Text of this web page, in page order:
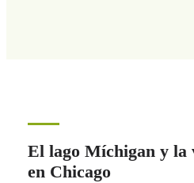
El lago Míchigan y
en Chicago